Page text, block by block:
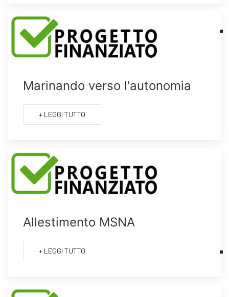
Marinando verso l'autonomia
+ LEGGI TUTTO
Allestimento MSNA
+ LEGGI TUTTO